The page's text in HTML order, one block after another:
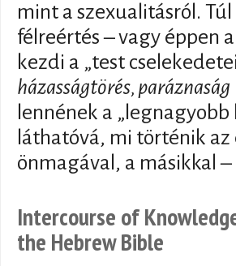
mint a szexualitásról.
félreértés – vagy éppen
kezdi a „test
házasságtörés, paráznaság
lennének a
láthatóvá, mi történik
önmagával, a másikkal –
Intercourse of
the Hebrew Bible